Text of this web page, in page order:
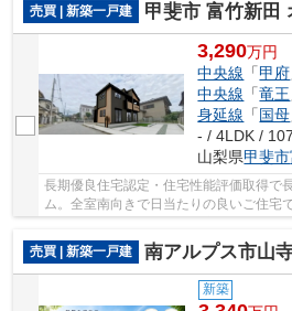
売買 | 新築一戸建
甲斐市 富竹新田 オール電化
3,290万円
中央線 「甲府
中央線 「竜王
身延線 「国母
- / 4LDK /
山梨県甲斐市
長期優良住宅認定・住宅性能評価取得で
ム。全室南向きで日当たりの良いご住宅
売買 | 新築一戸建
南アルプス市山寺 オール電
新築